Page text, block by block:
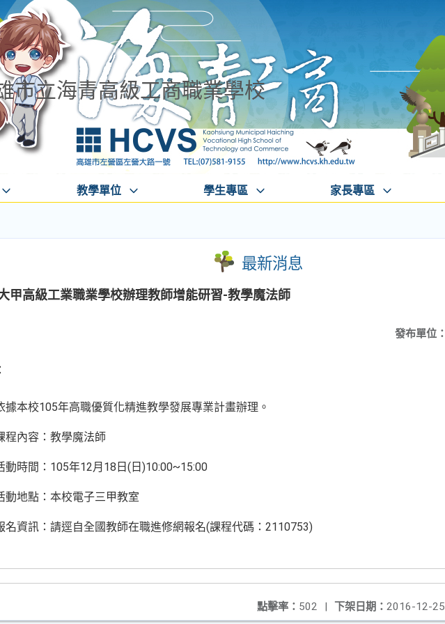
市立海青高級工商職業學校
教學單位 學生專區 家長專區
最新消息
甲高級工業職業學校辦理教師增能研習-教學魔法師
發布單位：
據本校105年高職優質化精進教學發展專業計畫辦理。
程內容：教學魔法師
動時間：105年12月18日(日)10:00~15:00
動地點：本校電子三甲教室
名資訊：請逕自全國教師在職進修網報名(課程代碼：2110753)
下架日期： 2016-12-25
點擊率： 502 |